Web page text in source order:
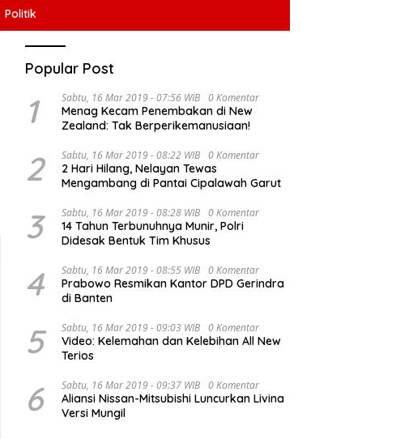
Politik
Popular Post
1 Sabtu, 16 Mar 2019 - 07:56 WIB 0 Komentar
Menag Kecam Penembakan di New
Zealand: Tak Berperikemanusiaan!
2 Sabtu, 16 Mar 2019 - 08:22 WIB 0 Komentar
2 Hari Hilang, Nelayan Tewas
Mengambang di Pantai Cipalawah Garut
3 Sabtu, 16 Mar 2019 - 08:28 WIB 0 Komentar
14 Tahun Terbunuhnya Munir, Polri
Didesak Bentuk Tim Khusus
4 Sabtu, 16 Mar 2019 - 08:55 WIB 0 Komentar
Prabowo Resmikan Kantor DPD Gerindra
di Banten
5 Sabtu, 16 Mar 2019 - 09:03 WIB 0 Komentar
Video: Kelemahan dan Kelebihan All New
Terios
6 Sabtu, 16 Mar 2019 - 09:37 WIB 0 Komentar
Aliansi Nissan-Mitsubishi Luncurkan Livina
Versi Mungil